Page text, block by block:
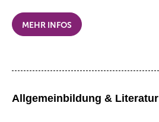
MEHR INFOS
Allgemeinbildung & Literatur